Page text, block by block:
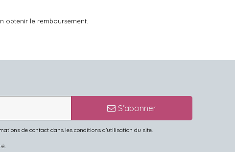
obtenir le remboursement.
S’abonner
de contact dans les conditions d'utilisation du site.